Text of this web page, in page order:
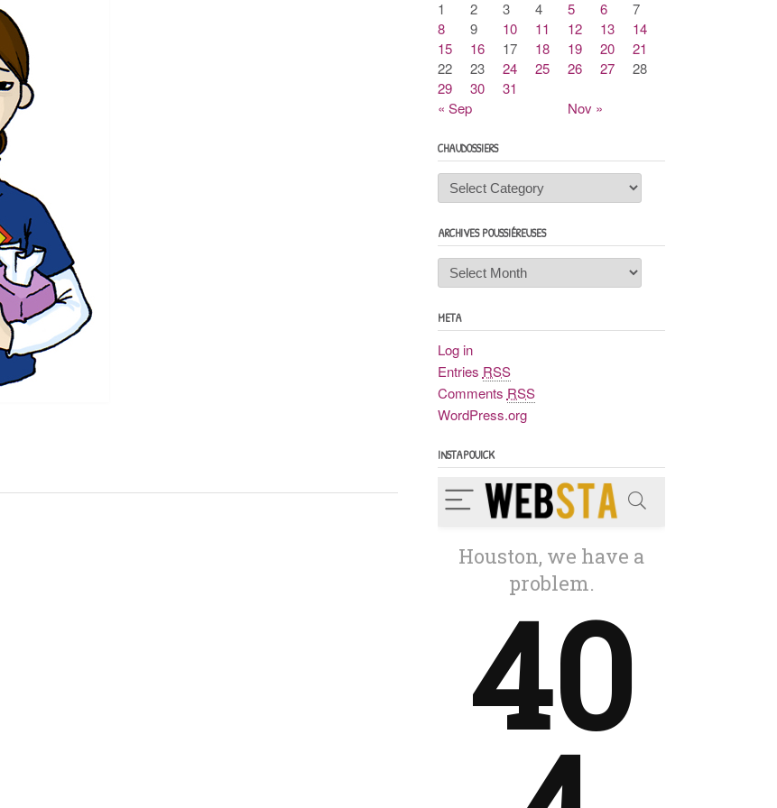
« Sep Nov »
1 2 3 4 5 6
7
8
9 10 11 12 13
14
15
16 17 18 19 20
21
22
23 24 25 26 27
28
29
30 31
CHAUDOSSIERS
Chaudossiers
ARCHIVES POUSSIÉREUSES
Archives
poussiéreuses
META
Log in
Entries RSS
Comments RSS
WordPress.org
INSTAPOUICK